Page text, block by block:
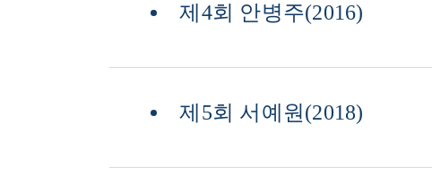
제4회 안병주(2016)
제5회 서예원(2018)